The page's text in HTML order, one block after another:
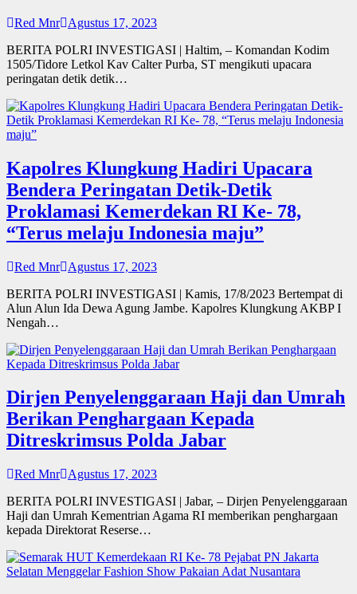
Red Mnr
Agustus 17, 2023
BERITA POLRI INVESTIGASI | Haltim, – Komandan Kodim
1505/Tidore Letkol Kav Calter Purba, ST mengikuti upacara
peringatan detik detik…
Kapolres Klungkung Hadiri Upacara
Bendera Peringatan Detik-Detik
Proklamasi Kemerdekan RI Ke- 78,
“Terus melaju Indonesia maju”
Red Mnr
Agustus 17, 2023
BERITA POLRI INVESTIGASI | Kamis, 17/8/2023 Bertempat di
Alun Alun Ida Dewa Agung Jambe. Kapolres Klungkung AKBP I
Nengah…
Dirjen Penyelenggaraan Haji dan Umrah
Berikan Penghargaan Kepada
Ditreskrimsus Polda Jabar
Red Mnr
Agustus 17, 2023
BERITA POLRI INVESTIGASI | Jabar, – Dirjen Penyelenggaraan
Haji dan Umrah Kementrian Agama RI memberikan penghargaan
kepada Direktorat Reserse…